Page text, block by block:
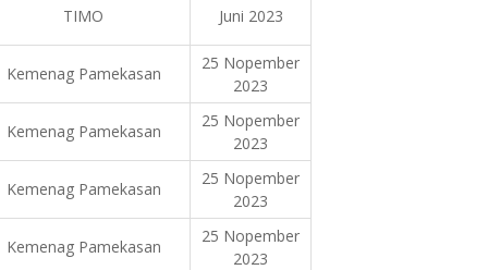
TIMO Juni 2023
Kemenag Pamekasan
25 Nopember
2023
Kemenag Pamekasan
25 Nopember
2023
Kemenag Pamekasan
25 Nopember
2023
Kemenag Pamekasan
25 Nopember
2023